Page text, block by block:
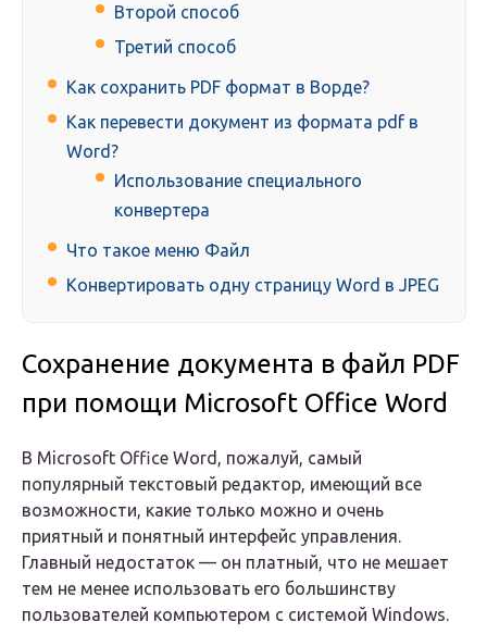
Второй способ
Третий способ
Как сохранить PDF формат в Ворде?
Как перевести документ из формата pdf в
Word?
Использование специального
конвертера
Что такое меню Файл
Конвертировать одну страницу Word в JPEG
Сохранение документа в файл PDF
при помощи Microsoft Office Word
В Microsoft Office Word, пожалуй, самый
популярный текстовый редактор, имеющий все
возможности, какие только можно и очень
приятный и понятный интерфейс управления.
Главный недостаток — он платный, что не мешает
тем не менее использовать его большинству
пользователей компьютером с системой Windows.